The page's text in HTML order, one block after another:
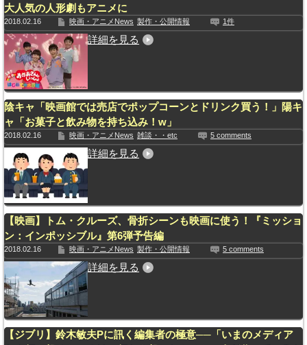
大人気の人形劇もアニメに
2018.02.16 映画・アニメNews 製作・公開情報 1件
詳細を見る
陰キャ「映画館では売店でポップコーンとドリンク買う！」陽キ
ャ「お菓子と飲み物を持ち込み！w」
2018.02.16 映画・アニメNews 雑談・・etc 5 comments
詳細を見る
【映画】トム・クルーズ、骨折シーンも映画に使う！『ミッショ
ン：インポッシブル』第6弾予告編
2018.02.16 映画・アニメNews 製作・公開情報 5 comments
詳細を見る
【ジブリ】鈴木敏夫Pに訊く編集者の極意──「いまのメディア